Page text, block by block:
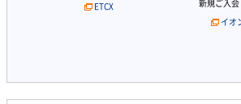
ETCX
新規ご入
イオ